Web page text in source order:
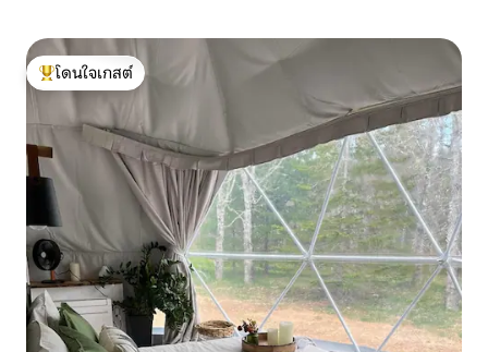
โดนใจเกสต์ที่สุด
โดนใจเกสต์